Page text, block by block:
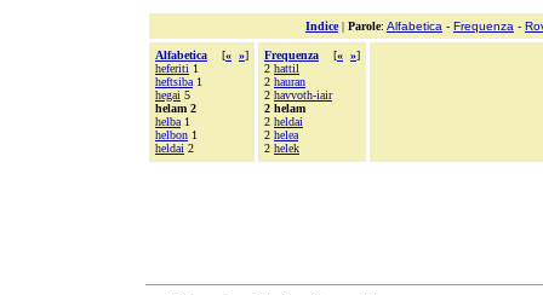
Indice| Parole: Alfabetica - Frequenza -
Alfabetica [« »]
heferiti 1
heftsiba 1
hegai 5
helam 2
helba 1
helbon 1
heldai 2
Frequenza [« »]
2 hattil
2 hauran
2 havvoth-iair
2 helam
2 heldai
2 helea
2 helek